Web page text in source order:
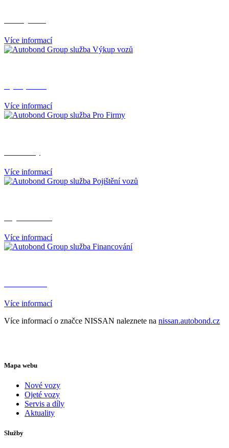
Více informací
Více informací
Více informací
Více informací
Více informací
Více informací o značce NISSAN naleznete na nissan.autobond.cz
Mapa webu
Nové vozy
Ojeté vozy
Servis a díly
Aktuality
Služby